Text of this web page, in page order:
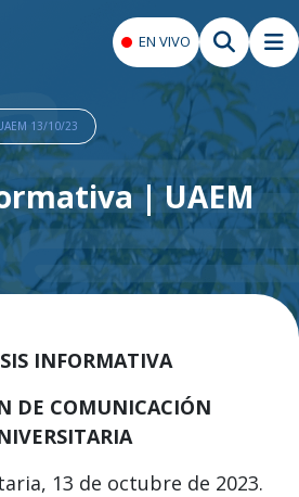
EN VIVO
13/10/23
| UAEM
INFORMATIVA
DE COMUNICACIÓN
13 de octubre de 2023.